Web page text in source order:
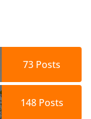
73 Posts
148Posts